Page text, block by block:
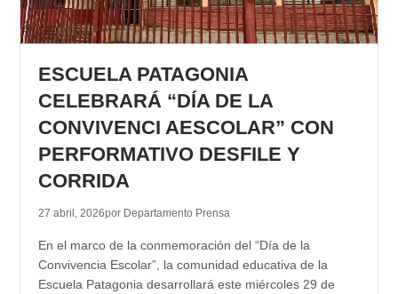
ESCUELA PATAGONIA
CELEBRARÁ “DÍA DE LA
CONVIVENCI AESCOLAR” CON
PERFORMATIVO DESFILE Y
CORRIDA
27 abril, 2026por Departamento Prensa
En el marco de la conmemoración del “Día de la
Convivencia Escolar”, la comunidad educativa de la
Escuela Patagonia desarrollará este miércoles 29 de